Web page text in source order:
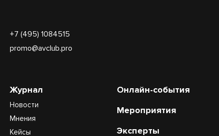
+7 (495) 1084515
promo@avclub.pro
Журнал
Новости
Мнения
Кейсы
Онлайн-события
Мероприятия
Эксперты